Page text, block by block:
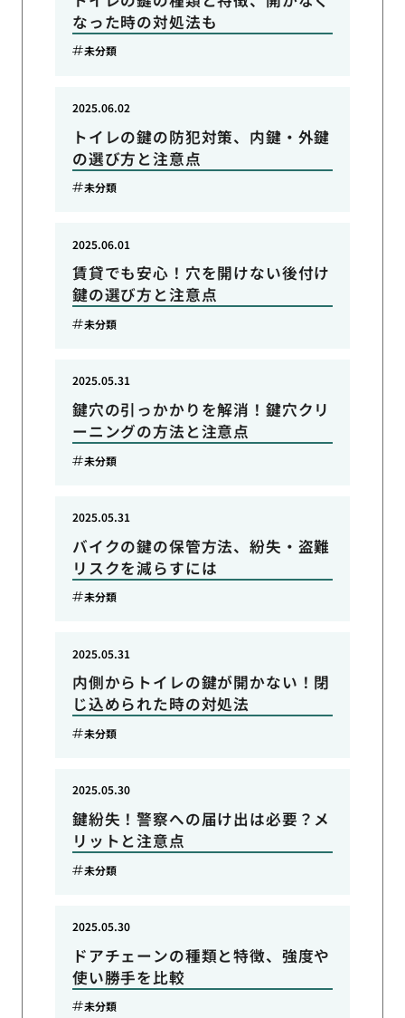
なった時の対処法も
未分類
トイレの鍵の防犯対策、内鍵・外鍵
の選び方と注意点
2025.06.02
未分類
賃貸でも安心！穴を開けない後付け
鍵の選び方と注意点
2025.06.01
未分類
鍵穴の引っかかりを解消！鍵穴クリ
ーニングの方法と注意点
2025.05.31
未分類
バイクの鍵の保管方法、紛失・盗難
リスクを減らすには
2025.05.31
未分類
内側からトイレの鍵が開かない！閉
じ込められた時の対処法
2025.05.31
未分類
鍵紛失！警察への届け出は必要？メ
リットと注意点
2025.05.30
未分類
ドアチェーンの種類と特徴、強度や
使い勝手を比較
2025.05.30
未分類